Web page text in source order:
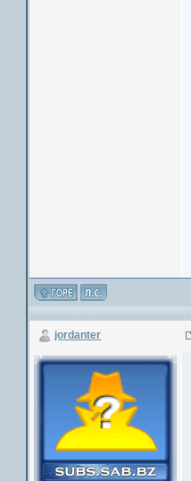
jordanter